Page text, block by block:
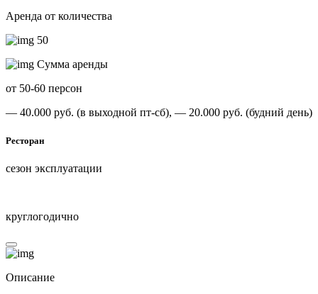
Аренда от количества
50
Сумма аренды
от 50-60 персон
— 40.000 руб. (в выходной пт-сб), — 20.000 руб. (будний день)
Ресторан
сезон эксплуатации
круглогодично
Описание